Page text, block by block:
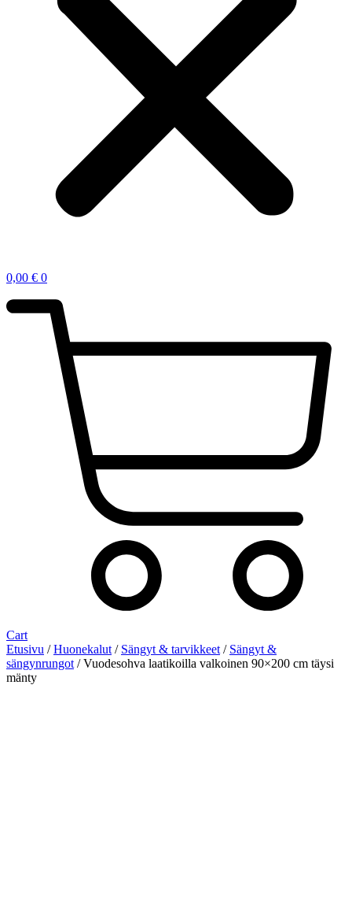
0,00 € 0
Cart
Etusivu /Huonekalut / Sängyt & tarvikkeet / Sängyt &
sängynrungot / Vuodesohva laatikoilla valkoinen 90×200 cm täysi
mänty